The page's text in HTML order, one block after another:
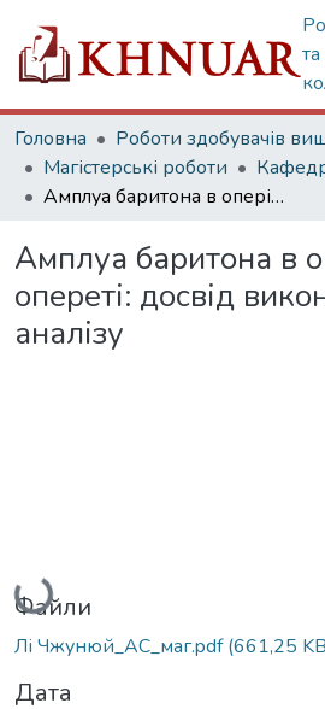
та
Головна
Магістерські роботи
Амплуа баритона в опері та опереті: досвід виконавського аналізу
Амплуа баритона в
опереті: досвід
аналізу
Вантажиться...
Файли
Лі Чжунюй_АС_маг.pdf(661,25
Дата